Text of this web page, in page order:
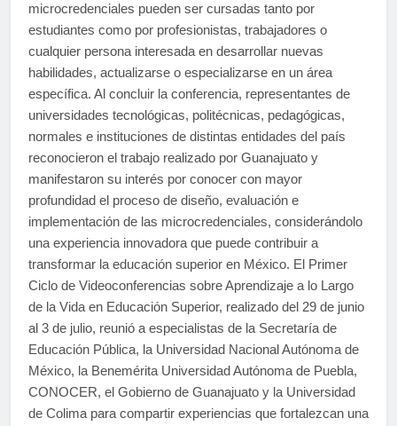
microcredenciales pueden ser cursadas tanto por
estudiantes como por profesionistas, trabajadores o
cualquier persona interesada en desarrollar nuevas
habilidades, actualizarse o especializarse en un área
específica. Al concluir la conferencia, representantes de
universidades tecnológicas, politécnicas, pedagógicas,
normales e instituciones de distintas entidades del país
reconocieron el trabajo realizado por Guanajuato y
manifestaron su interés por conocer con mayor
profundidad el proceso de diseño, evaluación e
implementación de las microcredenciales, considerándolo
una experiencia innovadora que puede contribuir a
transformar la educación superior en México. El Primer
Ciclo de Videoconferencias sobre Aprendizaje a lo Largo
de la Vida en Educación Superior, realizado del 29 de junio
al 3 de julio, reunió a especialistas de la Secretaría de
Educación Pública, la Universidad Nacional Autónoma de
México, la Benemérita Universidad Autónoma de Puebla,
CONOCER, el Gobierno de Guanajuato y la Universidad
de Colima para compartir experiencias que fortalezcan una